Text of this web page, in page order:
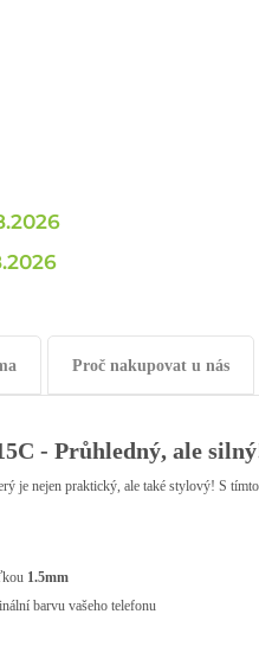
Proč nakupovat u nás
- Průhledný, ale
je nejen praktický, ale také stylový! S
1.5mm
barvu vašeho telefonu